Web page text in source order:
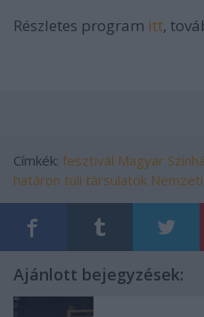
Részletes program itt,
Címkék: fesztivál Magyar
határon túli társulatok
Ajánlott bejegyzések: